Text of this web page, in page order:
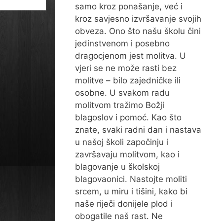
samo kroz ponašanje, već i
kroz savjesno izvršavanje svojih
obveza. Ono što našu školu čini
jedinstvenom i posebno
dragocjenom jest molitva. U
vjeri se ne može rasti bez
molitve – bilo zajedničke ili
osobne. U svakom radu
molitvom tražimo Božji
blagoslov i pomoć. Kao što
znate, svaki radni dan i nastava
u našoj školi započinju i
završavaju molitvom, kao i
blagovanje u školskoj
blagovaonici. Nastojte moliti
srcem, u miru i tišini, kako bi
naše riječi donijele plod i
obogatile naš rast. Ne